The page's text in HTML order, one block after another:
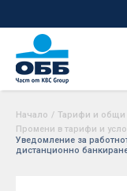
Начало / Тарифи и общи
Промени в тарифи и
Уведомление за
дистанционно